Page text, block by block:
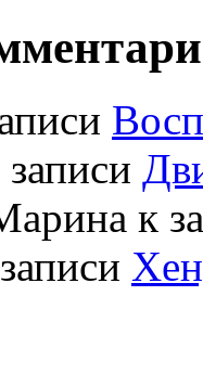
записи
к